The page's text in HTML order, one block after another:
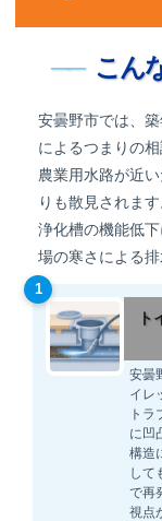
こん
安曇野市では、
によるつまりの
農業用水路が近
りも散見されま
浄化槽の機能低
場の寒さによる
1
ト
安曇
イレ
ト
に凹
構造
して
で再
視点